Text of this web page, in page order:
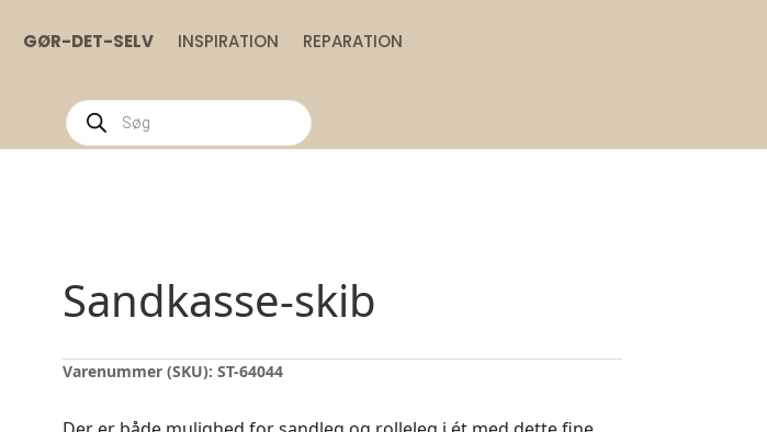
GØR-DET-SELV INSPIRATION REPARATION
Products
search
Sandkasse-skib
Varenummer (SKU): ST-64044